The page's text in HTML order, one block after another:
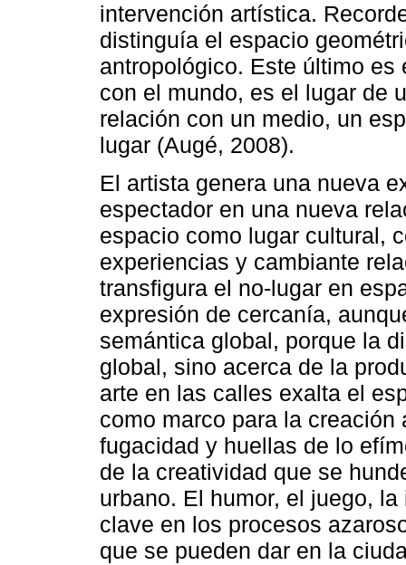
intervención artística.
distinguía el espacio
antropológico. Este último
con el mundo, es el lugar de
relación con un medio, un
lugar (Augé, 2008).
El artista genera una nueva
espectador en una nueva
espacio como lugar cultural,
experiencias y cambiante
transfigura el no-lugar en
expresión de cercanía,
semántica global, porque la
global, sino acerca de la
arte en las calles exalta el
como marco para la
fugacidad y huellas de lo
de la creatividad que se
urbano. El humor, el juego,
clave en los procesos
que se pueden dar en la